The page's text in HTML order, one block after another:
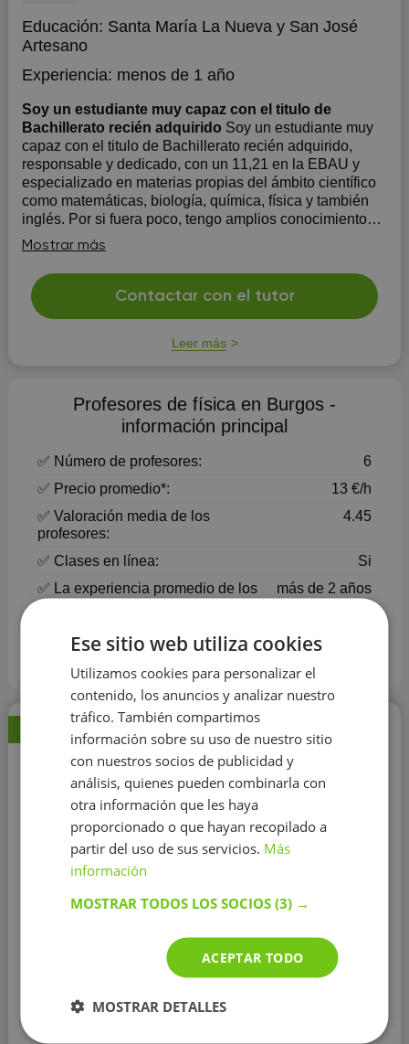
Educación: Santa María La Nueva y San José
Artesano
Experiencia: menos de 1 año
Soy un estudiante muy capaz con el titulo de
Bachillerato recién adquirido Soy un estudiante muy
capaz con el titulo de Bachillerato recién adquirido,
responsable y dedicado, con un 11,21 en la EBAU y
especializado en materias propias del ámbito científico
como matemáticas, biología, química, física y también
inglés. Por si fuera poco, tengo amplios conocimientos
de lengua...
Mostrar más
Contactar con el tutor
Leer más
Profesores de física en Burgos -
información principal
✅ Número de profesores:
6
✅ Precio promedio*:
13 €/h
✅ Valoración media de los
profesores:
4.45
✅ Clases en línea:
Si
✅ La experiencia promedio de los
profesores:
más de 2 años
✅ Horario de los profesores: Lun-Dom, 8:00 - 21:00
Precio actualizado en Agosto 2026
Alberto Diez
4.7
20 €/h
Universidad Nacional de Educación a
Experiencia: más de 20 años
Ese sitio web utiliza cookies
Utilizamos cookies para personalizar el
contenido, los anuncios y analizar nuestro
tráfico. También compartimos
información sobre su uso de nuestro sitio
con nuestros socios de publicidad y
análisis, quienes pueden combinarla con
otra información que les haya
proporcionado o que hayan recopilado a
partir del uso de sus servicios. Más
información
MOSTRAR TODOS LOS SOCIOS(3) →
ACEPTAR TODO
MOSTRAR DETALLES